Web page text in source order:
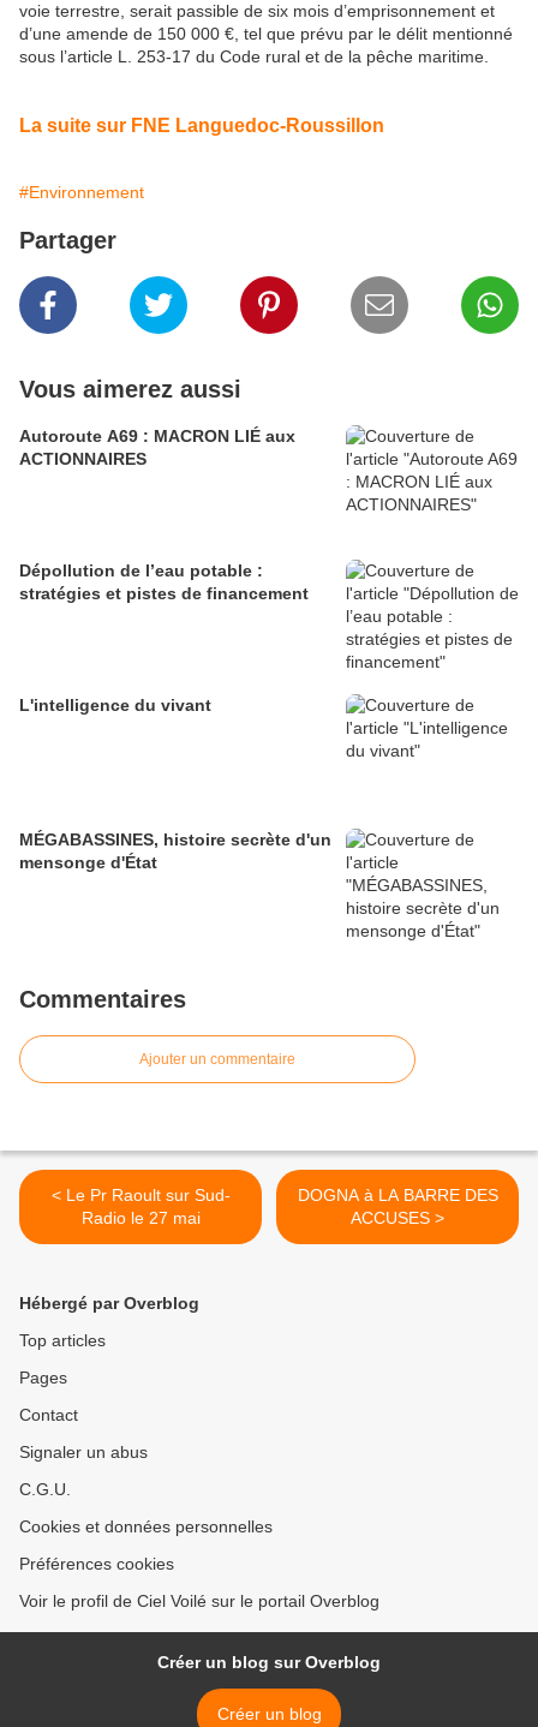
voie terrestre, serait passible de six mois d’emprisonnement et
d’une amende de 150 000 €, tel que prévu par le délit mentionné
sous l’article L. 253-17 du Code rural et de la pêche maritime.
La suite sur FNE Languedoc-Roussillon
#Environnement
Partager
Vous aimerez aussi
Autoroute A69 : MACRON LIÉ aux
ACTIONNAIRES
Dépollution de l’eau potable :
stratégies et pistes de financement
L'intelligence du vivant
MÉGABASSINES, histoire secrète d'un
mensonge d'État
Commentaires
Ajouter un commentaire
< Le Pr Raoult sur Sud-
Radio le 27 mai
DOGNA à LA BARRE DES
ACCUSES >
Hébergé par Overblog
Top articles
Pages
Contact
Signaler un abus
C.G.U.
Cookies et données personnelles
Préférences cookies
Voir le profil de Ciel Voilé sur le portail Overblog
Créer un blog sur Overblog
Créer un blog